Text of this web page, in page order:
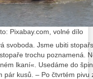
Pixabay.com, volné dílo
svoboda. Jsme ubiti
trochu poznamená.
lkaní«. Usedáme do
kusů. – Po čtvrtém pivu